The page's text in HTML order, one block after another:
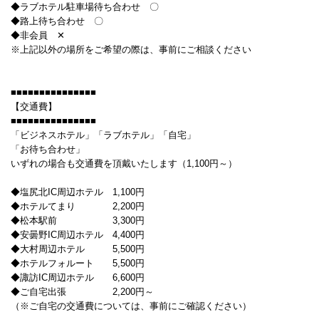
◆ラブホテル駐車場待ち合わせ 〇
◆路上待ち合わせ 〇
◆非会員 ✕
※上記以外の場所をご希望の際は、事前にご相談ください
■■■■■■■■■■■■■■■
【交通費】
■■■■■■■■■■■■■■■
「ビジネスホテル」「ラブホテル」「自宅」
「お待ち合わせ」
いずれの場合も交通費を頂戴いたします（1,100円～）
◆塩尻北IC周辺ホテル 1,100円
◆ホテルてまり 2,200円
◆松本駅前 3,300円
◆安曇野IC周辺ホテル 4,400円
◆大村周辺ホテル 5,500円
◆ホテルフォルート 5,500円
◆諏訪IC周辺ホテル 6,600円
◆ご自宅出張 2,200円～
（※ご自宅の交通費については、事前にご確認ください）